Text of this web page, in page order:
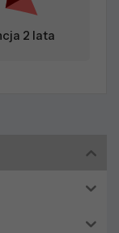
2 lata